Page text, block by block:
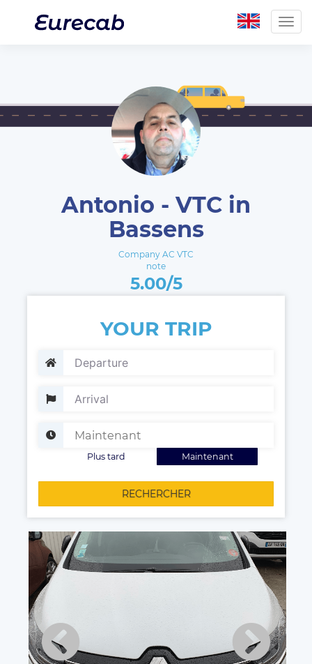
Antonio - VTC in
Bassens
Company AC VTC
note
5.00/5
YOUR TRIP
Maintenant
Plus tard
RECHERCHER